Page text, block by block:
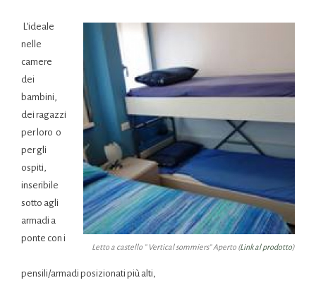
Letto a castello ” Vertical sommiers” Aperto (Link al prodotto)
L’ideale
nelle
camere
dei
bambini,
dei ragazzi
per loro o
per gli
ospiti,
inseribile
sotto agli
armadi a
ponte con i
pensili/armadi posizionati più alti,